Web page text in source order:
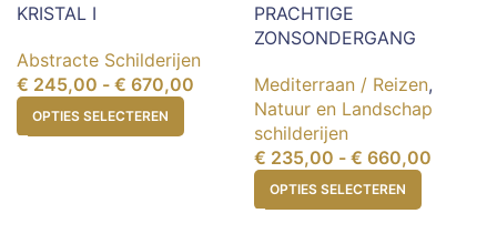
KRISTAL I
Abstracte Schilderijen
€ 245,00 - € 670,00
OPTIES SELECTEREN
PRACHTIGE
ZONSONDERGANG
Mediterraan / Reizen,
Natuur en Landschap
schilderijen
€ 235,00 - € 660,00
OPTIES SELECTEREN